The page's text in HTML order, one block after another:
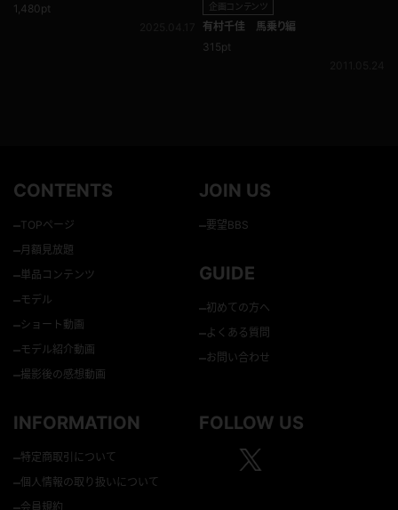
1,480pt
企画コンテンツ
有村千佳 馬乗り編
315pt
CONTENTS
–TOPページ
–月額見放題
–単品コンテンツ
–モデル
–ショート動画
–モデル紹介動画
–撮影後の感想動画
JOIN US
–要望BBS
GUIDE
–初めての方へ
–よくある質問
–お問い合わせ
INFORMATION
–特定商取引について
–個人情報の取り扱いについて
会員規約
FOLLOW US